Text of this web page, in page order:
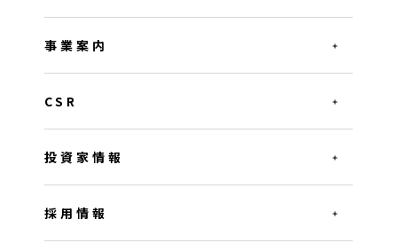
事業案内
CSR
投資家情報
採用情報